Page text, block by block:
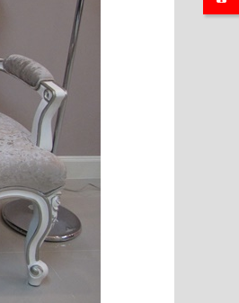
ท่า ขากลึง เย็บกระดุม ขนาด
ง บุผ้ากำมะหยี่ตัว ลูกค้..
าท 24,000 บาท
โซฟา Bed